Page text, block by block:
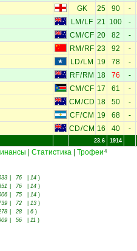
GK 25 90 -
LM / LF 21 100 -
CM /CF 20 82 -
RM / RF 23 92 -
LD/ LM 19 78 -
RF/ RM 18 76 -
CM /CF 17 61 -
CM /CD 18 50 -
CF/CM 19 68 -
CD/CM 16 40 -
23.6 1914
Статистика Трофеи 4
76 14 )
76 14 )
75 14 )
72 13 )
28 6 )
56 11 )